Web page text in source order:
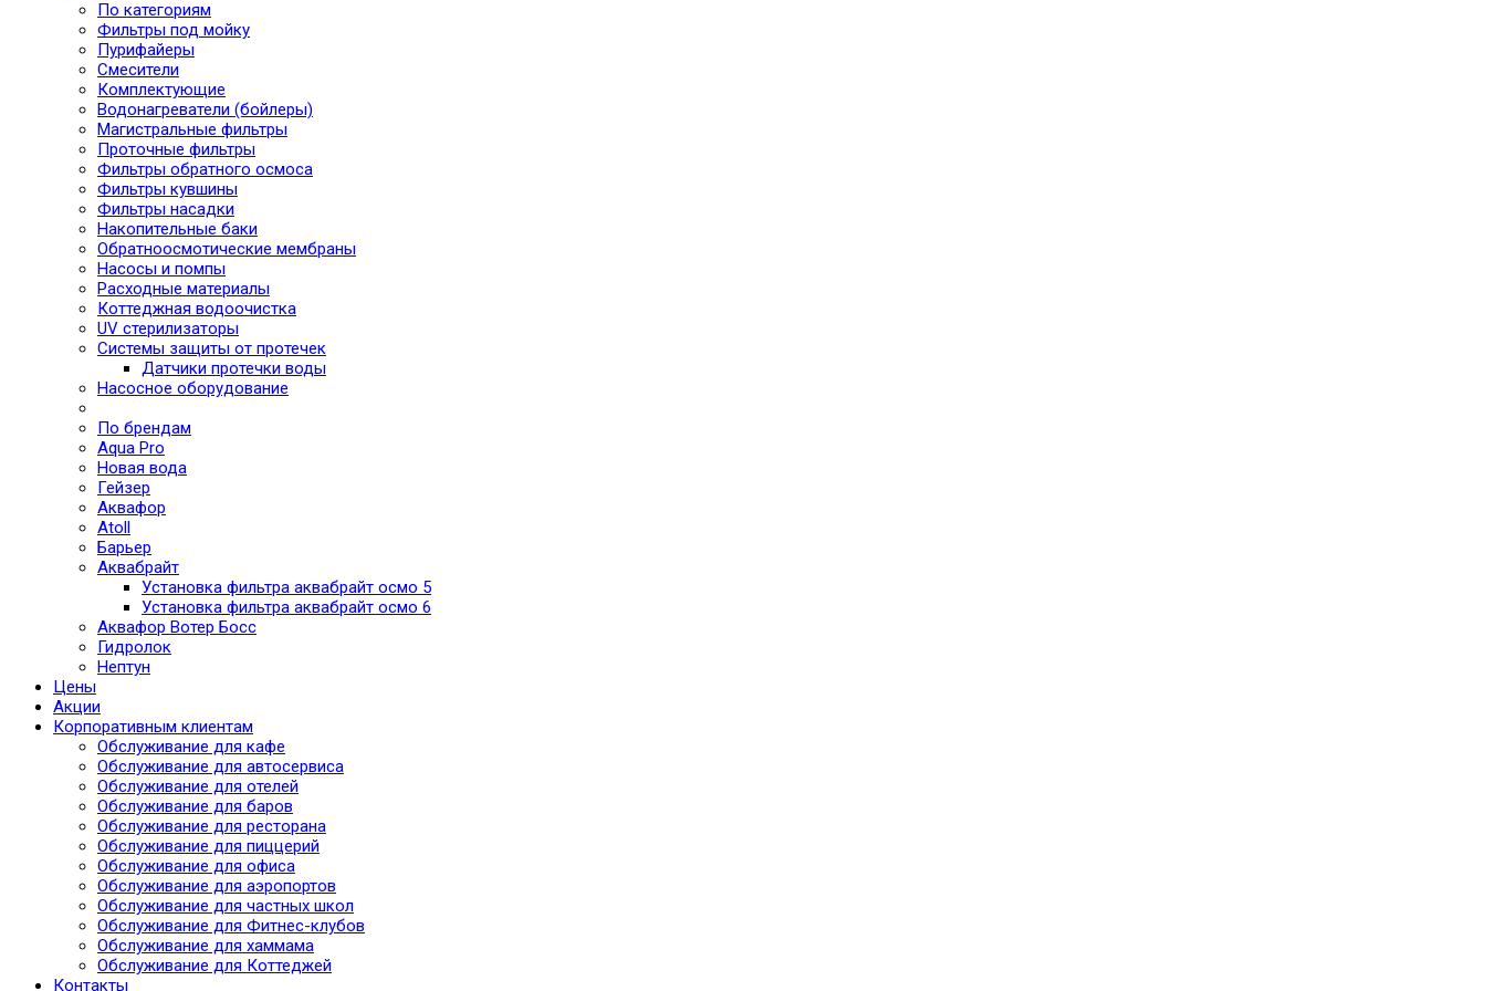
По категориям
Фильтры под мойку
Пурифайеры
Смесители
Комплектующие
Водонагреватели (бойлеры)
Магистральные фильтры
Проточные фильтры
Фильтры обратного осмоса
Фильтры кувшины
Фильтры насадки
Накопительные баки
Обратноосмотические мембраны
Насосы и помпы
Расходные материалы
Коттеджная водоочистка
UV стерилизаторы
Системы защиты от протечек
Датчики протечки воды
Насосное оборудование
По брендам
Aqua Pro
Новая вода
Гейзер
Аквафор
Atoll
Барьер
Аквабрайт
Установка фильтра аквабрайт осмо 5
Установка фильтра аквабрайт осмо 6
Аквафор Вотер Босс
Гидролок
Нептун
Цены
Акции
Корпоративным клиентам
Обслуживание для кафе
Обслуживание для автосервиса
Обслуживание для отелей
Обслуживание для баров
Обслуживание для ресторана
Обслуживание для пиццерий
Обслуживание для офиса
Обслуживание для аэропортов
Обслуживание для частных школ
Обслуживание для Фитнес-клубов
Обслуживание для хаммама
Обслуживание для Коттеджей
Контакты